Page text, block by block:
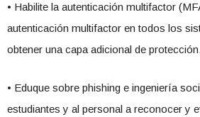
• Habilite la autenticación multifactor
autenticación multifactor en todos los
obtener una capa adicional de protección.
• Eduque sobre phishing e ingeniería
estudiantes y al personal a reconocer y